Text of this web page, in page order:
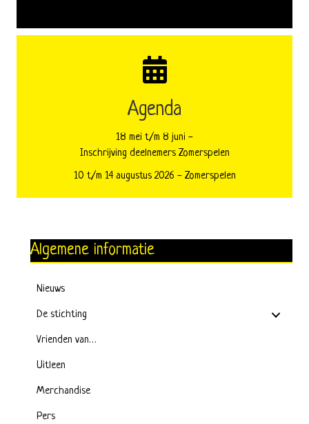
Agenda
18 mei t/m 8 juni -
Inschrijving deelnemers Zomerspelen
10 t/m 14 augustus 2026 - Zomerspelen
Algemene informatie
Nieuws
De stichting
Vrienden van…
Uitleen
Merchandise
Pers